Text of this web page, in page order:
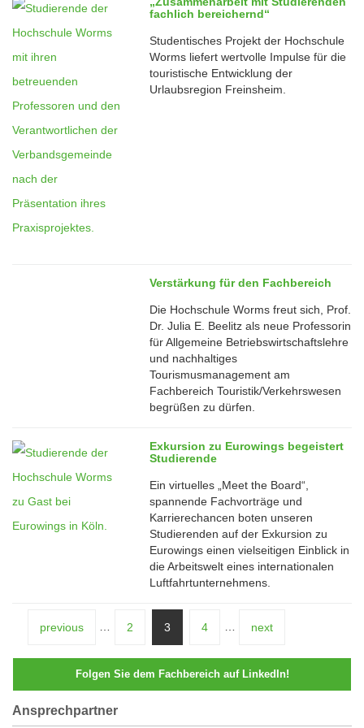
26
Sep
27
fachlich bereichernd“
Studentisches Projekt der Hochschule
Worms liefert wertvolle Impulse für die
touristische Entwicklung der
Urlaubsregion Freinsheim.
08
Aug
Verstärkung für den Fachbereich
Die Hochschule Worms freut sich, Prof.
Dr. Julia E. Beelitz als neue Professorin
für Allgemeine Betriebswirtschaftslehre
und nachhaltiges
Tourismusmanagement am
Fachbereich Touristik/Verkehrswesen
begrüßen zu dürfen.
05
Aug
Exkursion zu Eurowings begeistert
Studierende
Ein virtuelles „Meet the Board“,
spannende Fachvorträge und
Karrierechancen boten unseren
Studierenden auf der Exkursion zu
Eurowings einen vielseitigen Einblick in
die Arbeitswelt eines internationalen
Luftfahrtunternehmens.
previous 2 3 4 next
Folgen Sie dem Fachbereich auf LinkedIn!
Ansprechpartner